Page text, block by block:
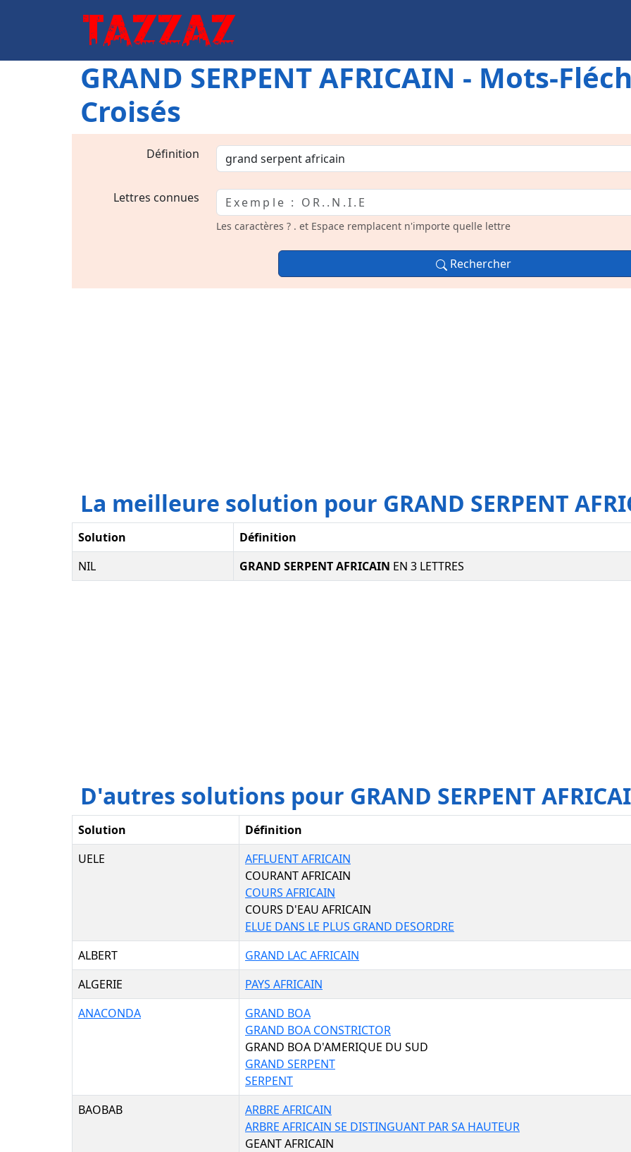
GRAND SERPENT AFRICAIN - Mots-
Croisés
Définition
Lettres connues
Les caractères ? . et Espace remplacent n'importe quelle lettre
Rechercher
La meilleure solution pour GRAND SERPENT
Solution
Définition
NIL
GRAND SERPENT AFRICAIN EN 3 LETTRES
D'autres solutions pour GRAND SERPENT
Solution
Définition
UELE
AFFLUENT AFRICAIN
COURANT AFRICAIN
COURS AFRICAIN
COURS D'EAU AFRICAIN
ELUE DANS LE PLUS GRAND DESORDRE
ALBERT
GRAND LAC AFRICAIN
ALGERIE
PAYS AFRICAIN
ANACONDA
GRAND BOA
GRAND BOA CONSTRICTOR
GRAND BOA D'AMERIQUE DU SUD
GRAND SERPENT
SERPENT
BAOBAB
ARBRE AFRICAIN
ARBRE AFRICAIN SE DISTINGUANT PAR SA HAUTEUR
GEANT AFRICAIN